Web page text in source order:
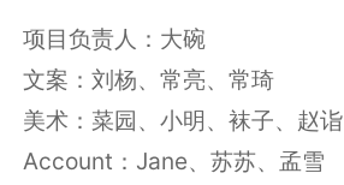
项目负责人：大碗
文案：刘杨、常亮、常琦
美术：菜园、小明、袜子、赵诣
Account：Jane、苏苏、孟雪